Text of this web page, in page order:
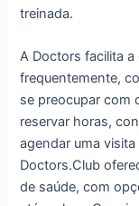
treinada.
A Doctors facilita
frequentemente,
se preocupar com
reservar horas,
agendar uma
Doctors.Club
de saúde, com